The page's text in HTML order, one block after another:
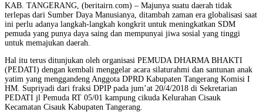
KAB. TANGERANG, (beritairn.com) – Majunya suatu daerah tidak
terlepas dari Sumber Daya Manusianya, ditambah zaman era globalisasi saat
ini perlu adanya langkah-langkah kongkrit untuk meningkatkan SDM
pemuda yang punya daya saing dan mempunyai jiwa sosial yang tinggi
untuk memajukan daerah.
Hal itu terus ditunjukan oleh organisasi PEMUDA DHARMA BHAKTI
(PEDATI) dengan kembali menggelar acara silaturahmi dan santunan anak
yatim yang menggandeng Anggota DPRD Kabupaten Tangerang Komisi I
HM. Supriyadi dari fraksi DPIP pada jum’at 20/4/2018 di Sekretarian
PEDATI jl Pemuda RT 05/01 kampung cikuda Kelurahan Cisauk
Kecamatan Cisauk Kabupaten Tangerang.